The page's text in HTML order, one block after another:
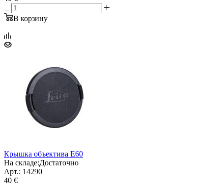
В корзину
Крышка объектива E60
На складе:Достаточно
Арт.: 14290
40 €